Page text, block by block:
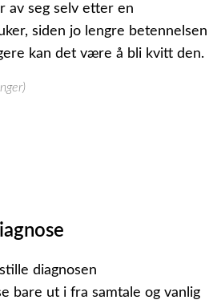
av seg selv etter en
siden jo lengre betennelsen
kan det være å bli kvitt den.
diagnosen
bare ut i fra samtale og vanlig